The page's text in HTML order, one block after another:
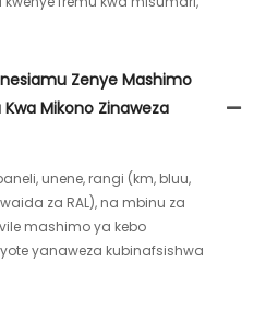
Zenye Mashimo
Mikono Zinaweza
unene, rangi (km, bluu,
za RAL), na mbinu za
mashimo ya kebo
yanaweza kubinafsishwa